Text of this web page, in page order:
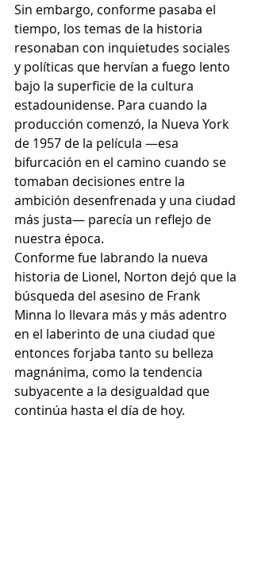
Sin embargo, conforme pasaba el
tiempo, los temas de la historia
resonaban con inquietudes sociales
y políticas que hervían a fuego lento
bajo la superficie de la cultura
estadounidense. Para cuando la
producción comenzó, la Nueva York
de 1957 de la película —esa
bifurcación en el camino cuando se
tomaban decisiones entre la
ambición desenfrenada y una ciudad
más justa— parecía un reflejo de
nuestra época.
Conforme fue labrando la nueva
historia de Lionel, Norton dejó que la
búsqueda del asesino de Frank
Minna lo llevara más y más adentro
en el laberinto de una ciudad que
entonces forjaba tanto su belleza
magnánima, como la tendencia
subyacente a la desigualdad que
continúa hasta el día de hoy.